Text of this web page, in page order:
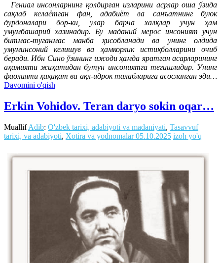
Гениал инсонларнинг қолдирган изларини асрлар оша ўзида
сақлаб келаётган фан, адабиёт ва санъатнинг буюк
дурдоналари бор-ки, улар барча халқлар учун ҳам
умумбашарий хазинадир. Бу маданий мерос инсоният учун
битмас-туганмас манба ҳисобланади ва унинг олдида
умуминсоний келишув ва ҳамкорлик истиқболларини очиб
беради. Ибн Сино ўзининг ижоди ҳамда яратган асарларининг
аҳамияти жиҳатидан бутун инсониятга тегишлидир. Унинг
фаолияти ҳақиқат ва ақл-идрок талабларига асосланган эди…
Davomini o'qish
Erkin Vohidov. Teran daryo sokin oqar…
MuallifAdib: O'zbek tarixi, adabiyoti va madaniyati, Tasavvuf
tarixi, va adabiyoti, Xotira va yodnomalar 05.10.2025 izoh yo'q